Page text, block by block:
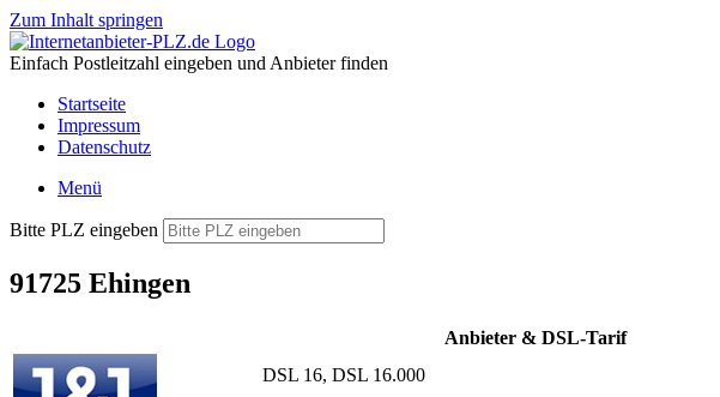
Zum Inhalt springen
Einfach Postleitzahl eingeben und Anbieter finden
Startseite
Impressum
Datenschutz
Menü
Bitte PLZ eingeben
91725 Ehingen
Anbieter & DSL-Tarif
DSL 16, DSL 16.000